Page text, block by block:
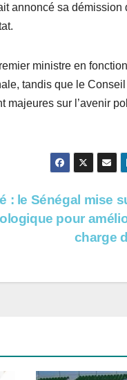
annoncé sa démission
ministre en
tandis que le
majeures sur l’avenir
: le Sénégal mise
pour
charge